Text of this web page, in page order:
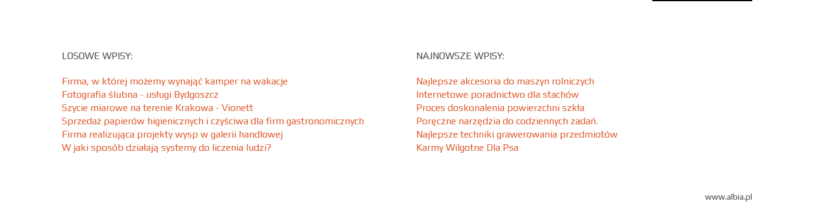
LOSOWE WPISY:
Firma, w której możemy wynająć kamper na wakacje
Fotografia ślubna - usługi Bydgoszcz
Szycie miarowe na terenie Krakowa - Vionett
Sprzedaż papierów higienicznych i czyściwa dla firm gastronomicznych
Firma realizująca projekty wysp w galerii handlowej
W jaki sposób działają systemy do liczenia ludzi?
NAJNOWSZE WPISY:
Najlepsze akcesoria do maszyn rolniczych
Internetowe poradnictwo dla stachów
Proces doskonalenia powierzchni szkła
Poręczne narzędzia do codziennych zadań.
Najlepsze techniki grawerowania przedmiotów
Karmy Wilgotne Dla Psa
www.albia.pl